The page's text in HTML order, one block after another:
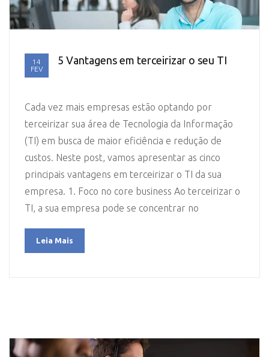
14
FEV
5 Vantagens em terceirizar o seu TI
Cada vez mais empresas estão optando por
terceirizar sua área de Tecnologia da Informação
(TI) em busca de maior eficiência e redução de
custos. Neste post, vamos apresentar as cinco
principais vantagens em terceirizar o TI da sua
empresa. 1. Foco no core business Ao terceirizar o
TI, a sua empresa pode se concentrar no
Leia Mais